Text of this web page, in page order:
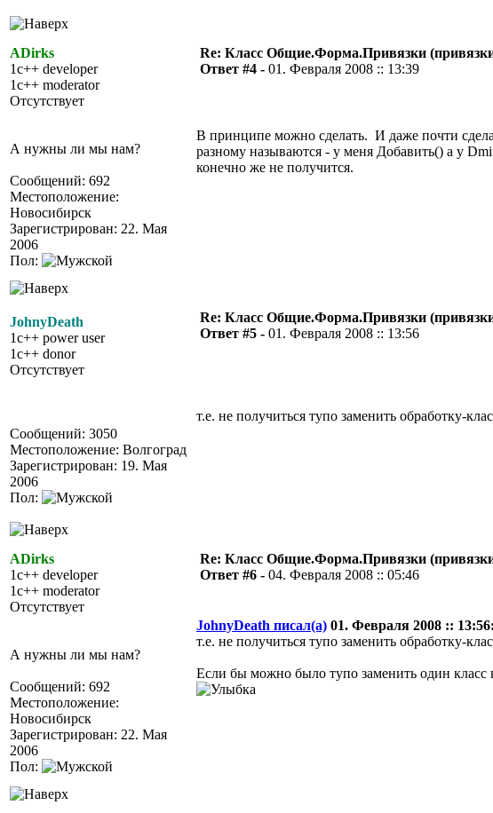
ADirks
1c++ developer
1c++ moderator
Отсутствует
А нужны ли мы нам?
Сообщений: 692
Местоположение:
Новосибирск
Зарегистрирован: 22. Мая
2006
Пол:
Re: Класс Общие.Форма.Привязки
Ответ #4 - 01. Февраля 2008 :: 13:39
В принципе можно сделать. И даже почти
разному называются - у меня Добавить() а у
конечно же не получится.
JohnyDeath
1c++ power user
1c++ donor
Отсутствует
Сообщений: 3050
Местоположение: Волгоград
Зарегистрирован: 19. Мая
2006
Пол:
Re: Класс Общие.Форма.Привязки
Ответ #5 - 01. Февраля 2008 :: 13:56
т.е. не получиться тупо заменить обработку-
ADirks
1c++ developer
1c++ moderator
Отсутствует
А нужны ли мы нам?
Сообщений: 692
Местоположение:
Новосибирск
Зарегистрирован: 22. Мая
2006
Пол:
Re: Класс Общие.Форма.Привязки
Ответ #6 - 04. Февраля 2008 :: 05:46
JohnyDeath писал(а) 01. Февраля 2008 :: 13:56:
т.е. не получиться тупо заменить обработку-
Если бы можно было тупо заменить один